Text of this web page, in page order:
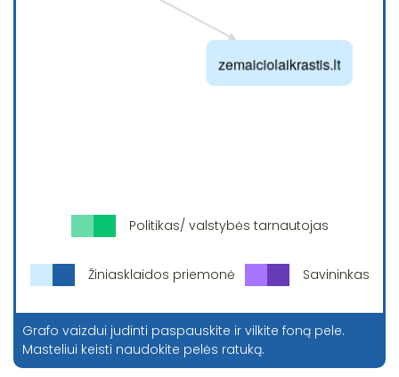
Politikas/ valstybės tarnautojas
Žiniasklaidos priemonė Savininkas
Grafo vaizdui judinti paspauskite ir vilkite foną pele.
Masteliui keisti naudokite pelės ratuką.